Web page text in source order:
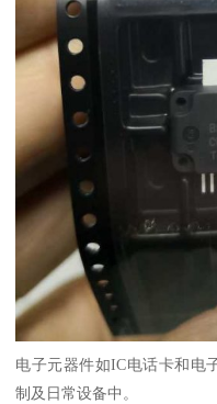
电子元器件如IC电话卡和电
制及日常设备中。